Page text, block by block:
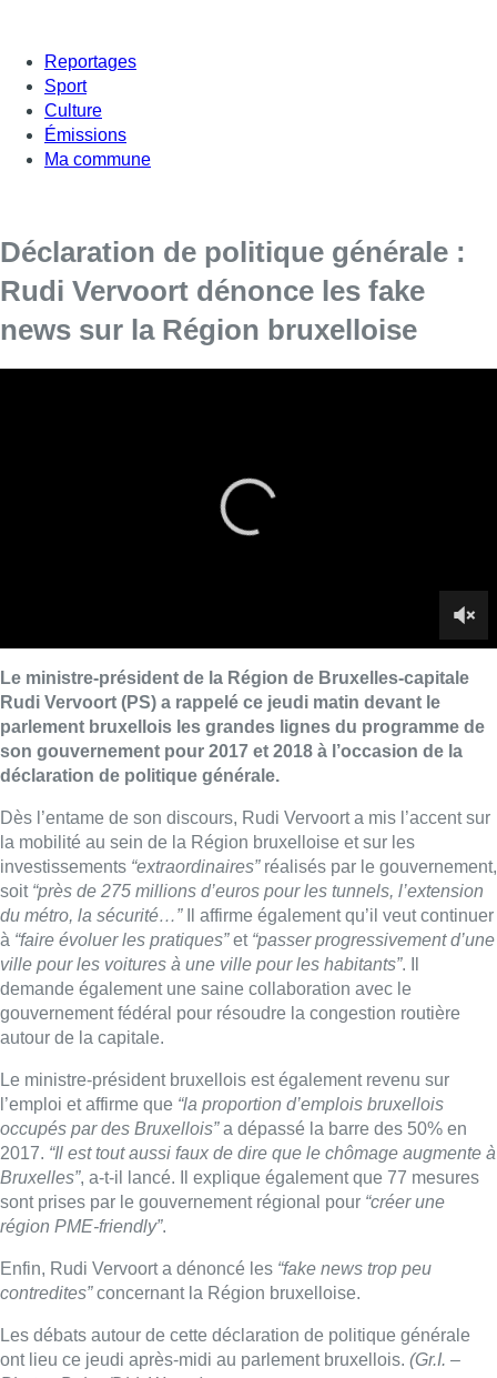
Reportages
Sport
Culture
Émissions
Ma commune
Déclaration de politique générale :
Rudi Vervoort dénonce les fake
news sur la Région bruxelloise
déclaration de politique générale.
Dès l’entame de son discours, Rudi Vervoort a mis l’accent sur
“près de 275 millions d’euros pour les tunnels, l’extension
Il affirme également qu’il veut continuer
“passer progressivement d’une
ville pour les voitures à une ville pour les habitants”
demande également une saine collaboration avec le
gouvernement fédéral pour résoudre la congestion routière
autour de la capitale.
Le ministre-président bruxellois est également revenu sur
l’emploi et affirme que“la proportion d’emplois bruxellois
occupés par des Bruxellois”
a dépassé la barre des 50% en
2017.“Il est tout aussi faux de dire que le chômage augmente à
Bruxelles”
, a-t-il lancé. Il explique également que 77 mesures
sont prises par le gouvernement régional pour “créer une
région PME-friendly”
Enfin, Rudi Vervoort a dénoncé les“fake news trop peu
contredites”concernant la Région bruxelloise.
Les débats autour de cette déclaration de politique générale
Photo : Belga/Dirk Waem)
Duplex de Michel GeyeretJennifer Fuks.
Lire aussi :
Deux mineurs interpellés après un
vol à main armée dans un